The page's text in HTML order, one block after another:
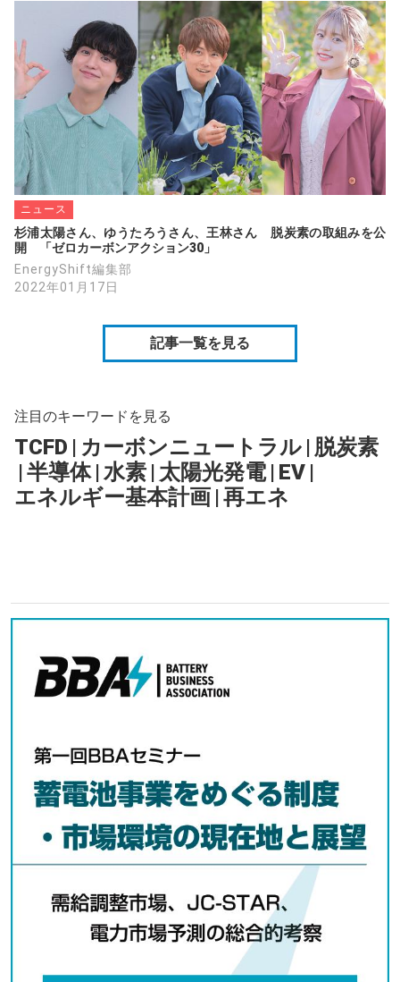
ニュース
杉浦太陽さん、ゆうたろうさん、王林さん　脱炭素の取組みを公
開　「ゼロカーボンアクション30」
EnergyShift編集部
2022年01月17日
記事一覧を見る
注目のキーワードを見る
TCFD | カーボンニュートラル | 脱炭素
|半導体 |水素 | 太陽光発電 | EV |
エネルギー基本計画 |再エネ